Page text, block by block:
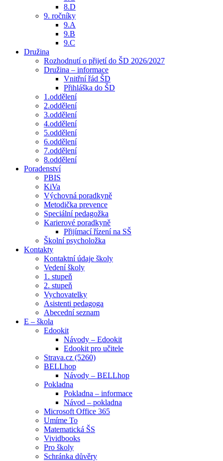
8.D
9. ročníky
9.A
9.B
9.C
Družina
Rozhodnutí o přijetí do ŠD 2026/2027
Družina – informace
Vnitřní řád ŠD
Přihláška do ŠD
1.oddělení
2.oddělení
3.oddělení
4.oddělení
5.oddělení
6.oddělení
7.oddělení
8.oddělení
Poradenství
PBIS
KiVa
Výchovná poradkyně
Metodička prevence
Speciální pedagožka
Karierové poradkyně
Přijímací řízení na SŠ
Školní psycholožka
Kontakty
Kontaktní údaje školy
Vedení školy
1. stupeň
2. stupeň
Vychovatelky
Asistenti pedagoga
Abecední seznam
E – škola
Edookit
Návody – Edookit
Edookit pro učitele
Strava.cz (5260)
BELLhop
Návody – BELLhop
Pokladna
Pokladna – informace
Návod – pokladna
Microsoft Office 365
Umíme To
Matematická ŠS
Vividbooks
Pro školy
Schránka důvěry